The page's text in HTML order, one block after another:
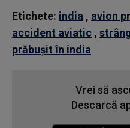
Etichete: india , avion
accident aviatic ,
prăbușit în india
Vrei să
Descarcă